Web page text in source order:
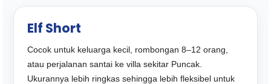
Elf Short
Cocok untuk keluarga kecil, rombongan 8–12 orang,
atau perjalanan santai ke villa sekitar Puncak.
Ukurannya lebih ringkas sehingga lebih fleksibel untuk